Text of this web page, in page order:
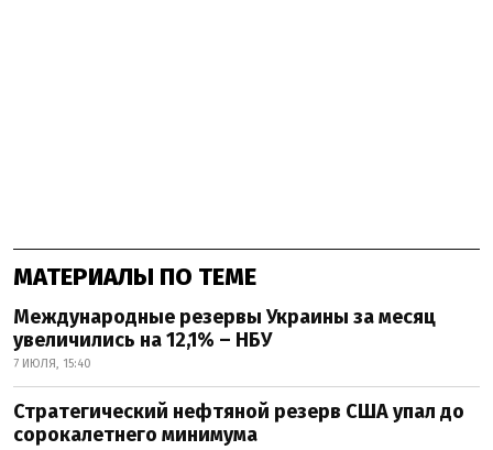
МАТЕРИАЛЫ ПО ТЕМЕ
Международные резервы Украины за месяц
увеличились на 12,1% – НБУ
7 ИЮЛЯ, 15:40
Стратегический нефтяной резерв США упал до
сорокалетнего минимума